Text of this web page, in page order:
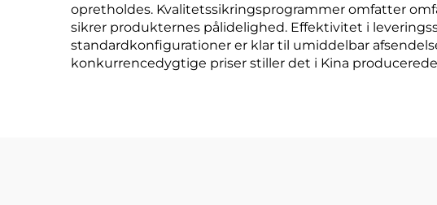
opretholdes. Kvalitetssikringsprogrammer omfatter
sikrer produkternes pålidelighed. Effektivitet i
standardkonfigurationer er klar til umiddelbar
konkurrencedygtige priser stiller det i Kina